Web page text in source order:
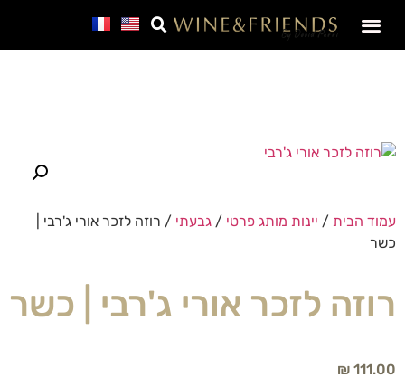
עמוד הבית / יינות מותג פרטי / גבעתי / רוזה לזכר אורי ג'רבי |
כשר
רוזה לזכר אורי ג'רבי | כשר
₪ 111.00